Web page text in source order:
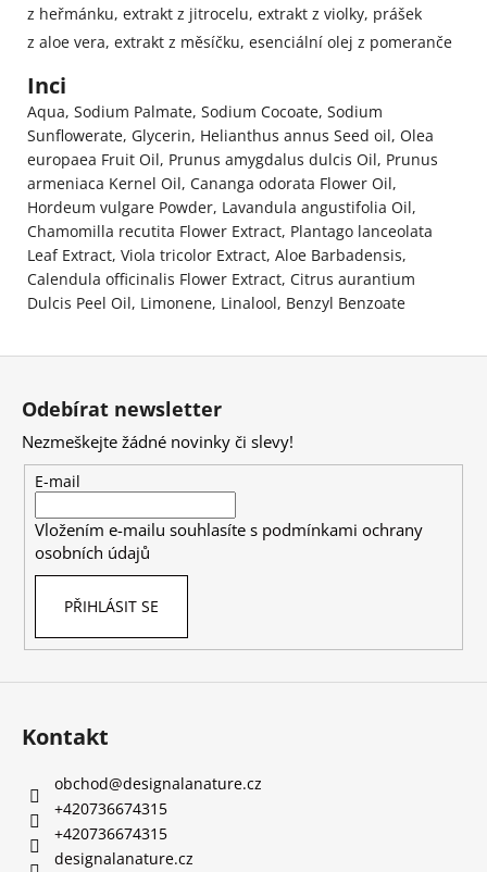
z heřmánku, extrakt z jitrocelu, extrakt z violky, prášek
z aloe vera, extrakt z měsíčku, esenciální olej z pomeranče
Inci
Aqua, Sodium Palmate, Sodium Cocoate, Sodium
Sunflowerate, Glycerin, Helianthus annus Seed oil, Olea
europaea Fruit Oil, Prunus amygdalus dulcis Oil, Prunus
armeniaca Kernel Oil, Cananga odorata Flower Oil,
Hordeum vulgare Powder, Lavandula angustifolia Oil,
Chamomilla recutita Flower Extract, Plantago lanceolata
Leaf Extract, Viola tricolor Extract, Aloe Barbadensis,
Calendula officinalis Flower Extract, Citrus aurantium
Dulcis Peel Oil, Limonene, Linalool, Benzyl Benzoate
Odebírat newsletter
Nezmeškejte žádné novinky či slevy!
E-mail
Vložením e-mailu souhlasíte s podmínkami ochrany
osobních údajů
PŘIHLÁSIT SE
Kontakt
obchod@designalanature.cz
+420736674315
+420736674315
designalanature.cz